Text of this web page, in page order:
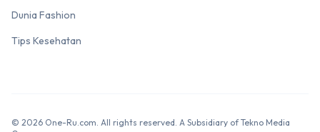
Dunia Fashion
Tips Kesehatan
© 2026 One-Ru.com. All rights reserved. A Subsidiary of Tekno Media